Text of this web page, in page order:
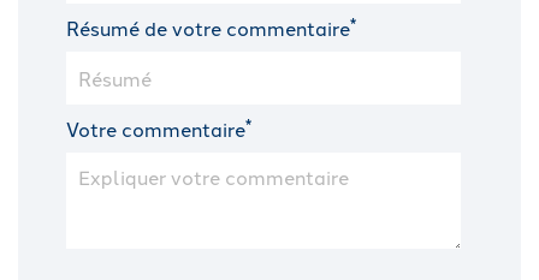
Résumé de votre commentaire*
Votre commentaire*